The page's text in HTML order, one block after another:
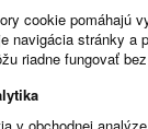
ktorý Vám
z tejto oblasti.
cookie pomáhajú
navigácia stránky a
riadne fungovať